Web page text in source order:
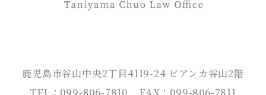
鹿児島市谷山中央2丁目4119-24 ビアンカ谷山2階